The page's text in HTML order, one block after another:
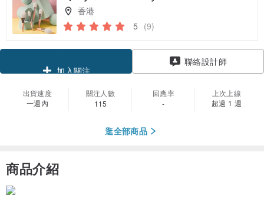
香港
5 (9)
加入關注
聯絡設計師
出貨速度
一週內
關注人數
115
回應率
-
上次上線
超過 1 週
逛全部商品
商品介紹